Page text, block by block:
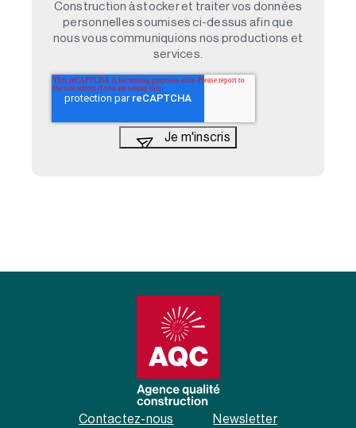
Construction à stocker et traiter vos données
personnelles soumises ci-dessus afin que
nous vous communiquions nos productions et
services.
Contactez-nous
Newsletter